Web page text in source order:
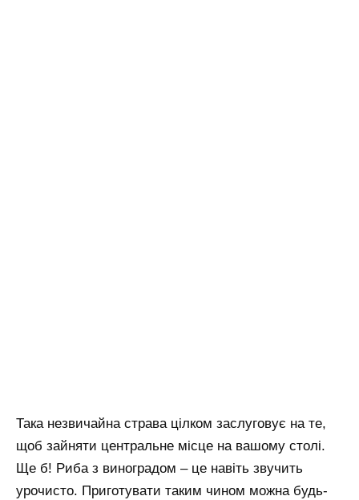
Така незвичайна страва цілком заслуговує на те,
щоб зайняти центральне місце на вашому столі.
Ще б! Риба з виноградом – це навіть звучить
урочисто. Приготувати таким чином можна будь-